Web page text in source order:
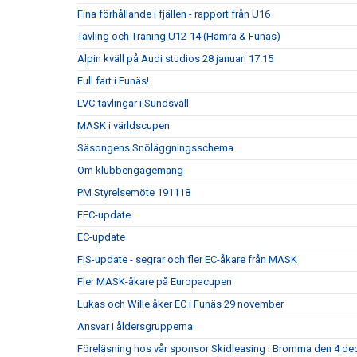
Fina förhållande i fjällen - rapport från U16
Tävling och Träning U12-14 (Hamra & Funäs)
Alpin kväll på Audi studios 28 januari 17.15
Full fart i Funäs!
LVC-tävlingar i Sundsvall
MASK i världscupen
Säsongens Snöläggningsschema
Om klubbengagemang
PM Styrelsemöte 191118
FEC-update
EC-update
FIS-update - segrar och fler EC-åkare från MASK
Fler MASK-åkare på Europacupen
Lukas och Wille åker EC i Funäs 29 november
Ansvar i åldersgrupperna
Föreläsning hos vår sponsor Skidleasing i Bromma den 4